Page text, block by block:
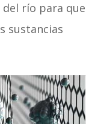
del río para que
sustancias